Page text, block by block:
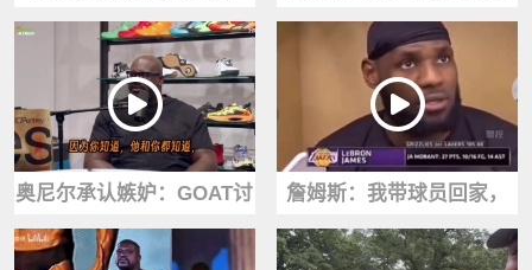
就是好使看完后：小孩哥
你还收徒吗？
来越漂亮！身为丈夫这方
面老詹没得黑
奥尼尔承认嫉妒：GOAT讨
论里没有我，只有乔丹、
詹姆斯：我带球员回家，
其中一人叫我老婆阿姨，